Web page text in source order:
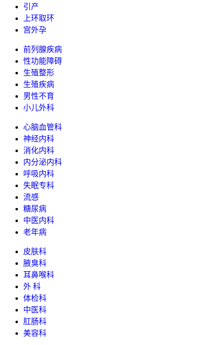
引产
上环取环
宫外孕
前列腺疾病
性功能障碍
生殖整形
生殖疾病
男性不育
小儿外科
心脑血管科
神经内科
消化内科
内分泌内科
呼吸内科
失眠专科
流感
糖尿病
中医内科
老年病
皮肤科
腋臭科
耳鼻喉科
外 科
体检科
中医科
肛肠科
美容科